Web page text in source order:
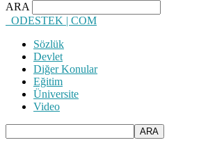
ARA
ODESTEK | COM
Sözlük
Devlet
Diğer Konular
Eğitim
Üniversite
Video